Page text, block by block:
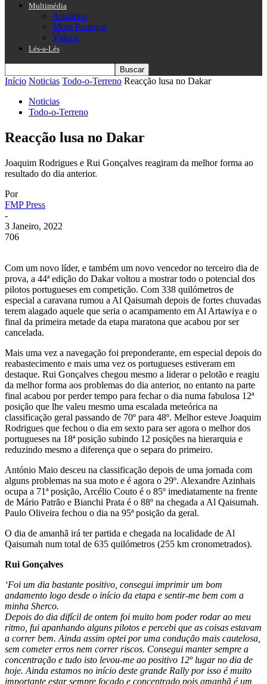
Multimédia
Anuários
Moto Portugal
Videos
Lés-a-Lés
Início Noticias Todo-o-Terreno Reacção lusa no Dakar
Noticias
Todo-o-Terreno
Reacção lusa no Dakar
Joaquim Rodrigues e Rui Gonçalves reagiram da melhor forma ao
resultado do dia anterior.
Por
FMP Press
-
3 Janeiro, 2022
706
Com um novo líder, e também um novo vencedor no terceiro dia de
prova, a 44ª edição do Dakar voltou a mostrar todo o potencial dos
pilotos portugueses em competição. Com 338 quilómetros de
especial a caravana rumou a Al Qaisumah depois de fortes chuvadas
terem alagado aquele que seria o acampamento em Al Artawiya e o
final da primeira metade da etapa maratona que acabou por ser
cancelada.
Mais uma vez a navegação foi preponderante, em especial depois do
reabastecimento e mais uma vez os portugueses estiveram em
destaque. Rui Gonçalves chegou mesmo a liderar o pelotão e reagiu
da melhor forma aos problemas do dia anterior, no entanto na parte
final acabou por perder tempo para fechar o dia numa fabulosa 12ª
posição que lhe valeu mesmo uma escalada meteórica na
classificação geral passando de 70º para 48º. Melhor esteve Joaquim
Rodrigues que fechou o dia em sexto para ser agora o melhor dos
portugueses na 18ª posição subindo 12 posições na hierarquia e
reduzindo mesmo a diferença que o separa do primeiro.
António Maio desceu na classificação depois de uma jornada com
alguns problemas na sua moto e é agora o 29º. Alexandre Azinhais
ocupa a 71ª posição, Arcélio Couto é o 85º imediatamente na frente
de Mário Patrão e Bianchi Prata é o 88º na chegada a Al Qaisumah.
Paulo Oliveira fechou o dia na 95ª posição da geral.
O dia de amanhã irá ter partida e chegada na localidade de Al
Qaisumah num total de 635 quilómetros (255 km cronometrados).
Rui Gonçalves
‘Foi um dia bastante positivo, consegui imprimir um bom
andamento logo desde o início da etapa e sentir-me bem com a
minha Sherco.
Depois do dia difícil de ontem foi muito bom poder rodar ao meu
ritmo, fui apanhando alguns pilotos e percebi que as coisas estavam
a correr bem. Ainda assim optei por uma condução mais cautelosa,
sem cometer erros nem correr riscos. Consegui manter sempre a
concentração e tudo isto levou-me ao positivo 12º lugar no dia de
hoje. Ainda estamos no início deste grande Rally por isso é muito
importante estar sempre focado e concentrado pois amanhã é um